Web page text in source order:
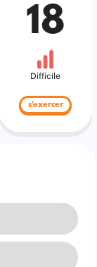
18
Difficile
s'exercer